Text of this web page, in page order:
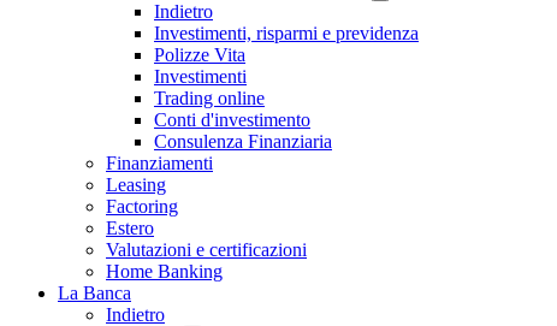
Indietro
Investimenti, risparmi e previdenza
Polizze Vita
Investimenti
Trading online
Conti d'investimento
Consulenza Finanziaria
Finanziamenti
Leasing
Factoring
Estero
Valutazioni e certificazioni
Home Banking
La Banca
Indietro